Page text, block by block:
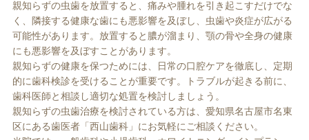
親知らずの虫歯を放置すると、痛みや腫れを引き起こすだけでな
く、隣接する健康な歯にも悪影響を及ぼし、虫歯や炎症が広がる
可能性があります。放置すると膿が溜まり、顎の骨や全身の健康
にも悪影響を及ぼすことがあります。
親知らずの健康を保つためには、日常の口腔ケアを徹底し、定期
的に歯科検診を受けることが重要です。トラブルが起きる前に、
歯科医師と相談し適切な処置を検討しましょう。
親知らずの虫歯治療を検討されている方は、愛知県名古屋市名東
区にある歯医者「西山歯科」にお気軽にご相談ください。